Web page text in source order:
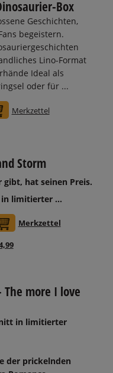
Box
Geschichten,
begeistern.
Lino-Format
Ideal als
oder für ...
In den Warenkorb
Merkzettel
Storm
gibt, hat seinen Preis.
limitierter ...
In den Warenkorb
Merkzettel
The more I love
in limitierter
der prickelnden